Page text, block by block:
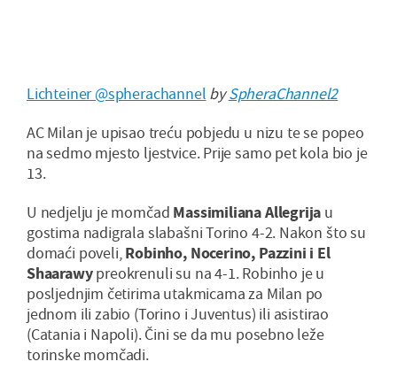
Lichteiner @spherachannel bySpheraChannel2
AC Milan je upisao treću pobjedu u nizu te se popeo
na sedmo mjesto ljestvice. Prije samo pet kola bio je
13.
U nedjelju je momčad Massimiliana Allegrija u
gostima nadigrala slabašni Torino 4-2. Nakon što su
domaći poveli,Robinho, Nocerino, Pazzini i El
Shaarawypreokrenuli su na 4-1. Robinho je u
posljednjim četirima utakmicama za Milan po
jednom ili zabio (Torino i Juventus) ili asistirao
(Catania i Napoli). Čini se da mu posebno leže
torinske momčadi.